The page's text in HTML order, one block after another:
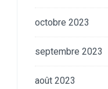
octobre 2023
septembre 2023
août 2023